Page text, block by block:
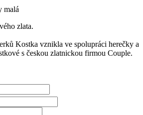
malá
zlata.
Kostka vznikla ve spolupráci herečky a
s českou zlatnickou firmou Couple.